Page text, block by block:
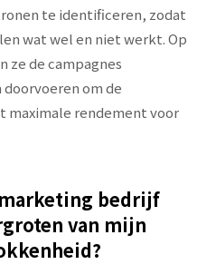
te identificeren, zodat
wat wel en niet werkt. Op
ze de campagnes
om de
maximale rendement voor
bedrijf
van mijn